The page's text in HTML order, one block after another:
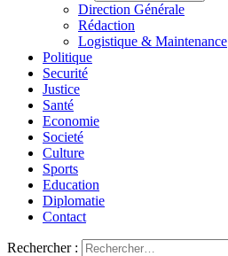
Direction Générale
Rédaction
Logistique & Maintenance
Politique
Securité
Justice
Santé
Economie
Societé
Culture
Sports
Education
Diplomatie
Contact
Rechercher :